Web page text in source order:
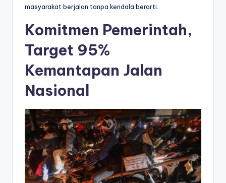
masyarakat berjalan tanpa kendala berarti.
Komitmen Pemerintah,
Target 95%
Kemantapan Jalan
Nasional